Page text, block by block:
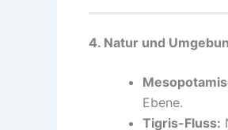
4. Natur und
Ebene.
Tigris-Fluss: